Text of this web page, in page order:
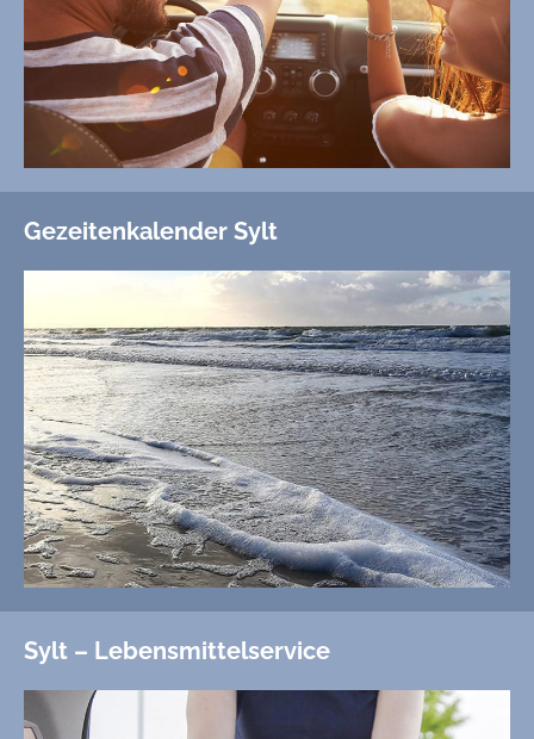
Gezeitenkalender Sylt
Sylt – Lebensmittelservice